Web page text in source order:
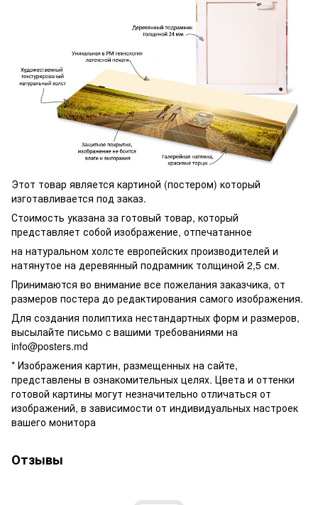
Этот товар является картиной (постером) который
изготавливается под заказ.
Стоимость указана за готовый товар, который
представляет собой изображение, отпечатанное
на натуральном холсте европейских производителей и
натянутое на деревянный подрамник толщиной 2,5 см.
Принимаются во внимание все пожелания заказчика, от
размеров постера до редактирования самого изображения.
Для создания полиптиха нестандартных форм и размеров,
высылайте письмо c вашими требованиями на
info@posters.md
* Изображения картин, размещенных на сайте,
представлены в ознакомительных целях. Цвета и оттенки
готовой картины могут незначительно отличаться от
изображений, в зависимости от индивидуальных настроек
вашего монитора
Отзывы